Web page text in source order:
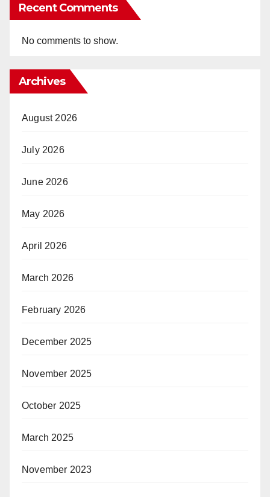
Recent Comments
No comments to show.
Archives
August 2026
July 2026
June 2026
May 2026
April 2026
March 2026
February 2026
December 2025
November 2025
October 2025
March 2025
November 2023